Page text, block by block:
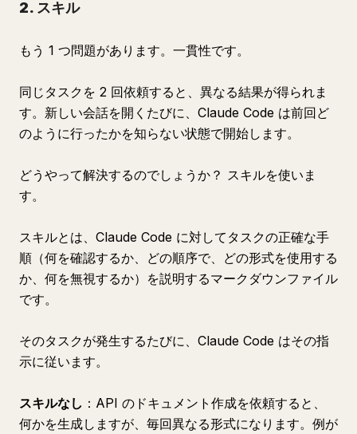
2. スキル
もう 1 つ問題があります。一貫性です。
同じタスクを 2 回依頼すると、異なる結果が得られま
す。新しい会話を開くたびに、Claude Code は前回ど
のように行ったかを知らない状態で開始します。
どうやって解決するのでしょうか？ スキルを使いま
す。
スキルとは、Claude Code に対してタスクの正確な手
順（何を確認するか、どの順序で、どの形式を使用する
か、何を無視するか）を説明するマークダウンファイル
です。
そのタスクが発生するたびに、Claude Code はその指
示に従います。
スキルなし ：API のドキュメント作成を依頼すると、
何かを生成しますが、毎回異なる形式になります。例が